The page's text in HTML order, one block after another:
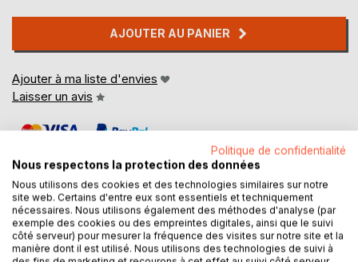
AJOUTER AU PANIER
Ajouter à ma liste d'envies
Laisser un avis
DESCRIPTION
Politique de confidentialité
Nous respectons la protection des données
Nous utilisons des cookies et des technologies similaires sur notre
site web. Certains d'entre eux sont essentiels et techniquement
nécessaires. Nous utilisons également des méthodes d'analyse (par
exemple des cookies ou des empreintes digitales, ainsi que le suivi
côté serveur) pour mesurer la fréquence des visites sur notre site et la
manière dont il est utilisé. Nous utilisons des technologies de suivi à